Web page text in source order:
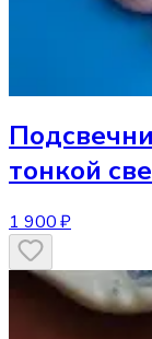
тонкой
1 900 ₽